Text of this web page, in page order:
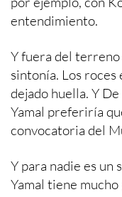
entendimiento.
Y fuera del terreno
sintonía. Los roces
dejado huella. Y
Yamal preferiría
convocatoria del
Y para nadie es un
Yamal tiene